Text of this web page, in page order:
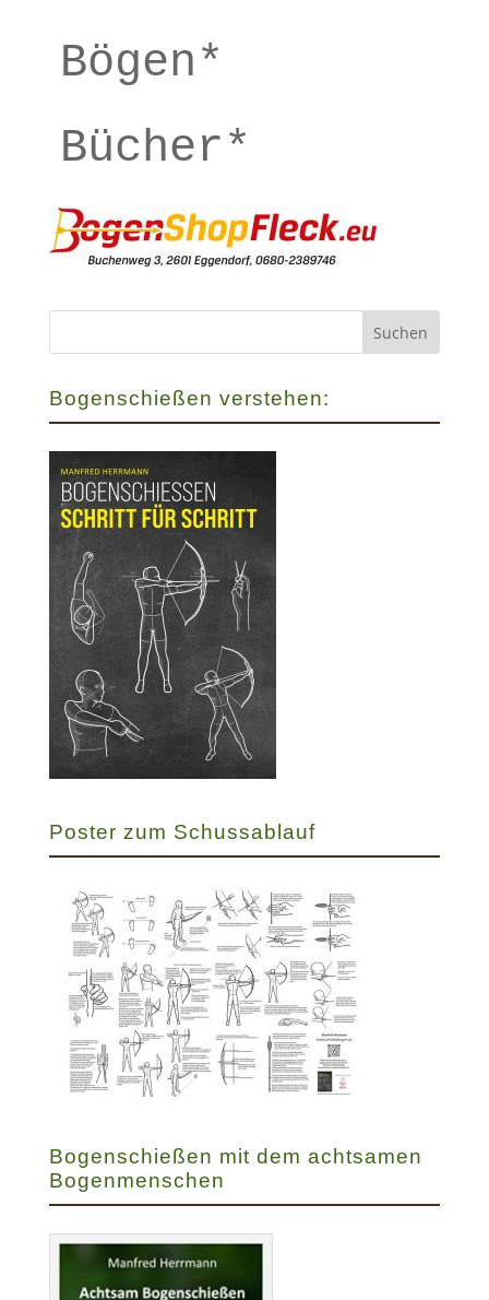
Bögen*
Bücher*
Bogenschießen verstehen:
Poster zum Schussablauf
Bogenschießen mit dem achtsamen
Bogenmenschen